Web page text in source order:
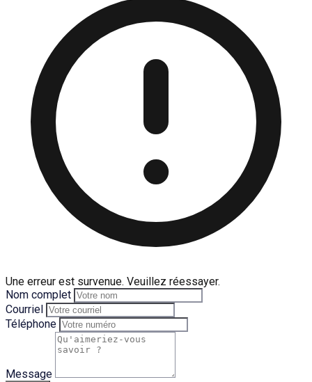
Une erreur est survenue. Veuillez réessayer.
Nom complet
Courriel
Téléphone
Message